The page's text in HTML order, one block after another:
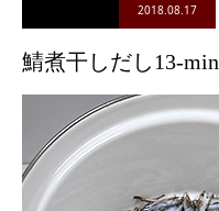
2018.08.17
鯖煮干しだし13-min